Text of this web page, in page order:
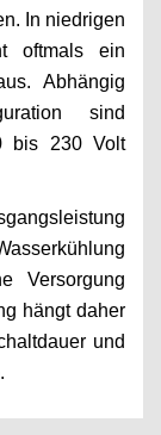
In niedrigen
oftmals ein
Abhängig
sind
bis 230 Volt
Versorgung
hängt daher
und